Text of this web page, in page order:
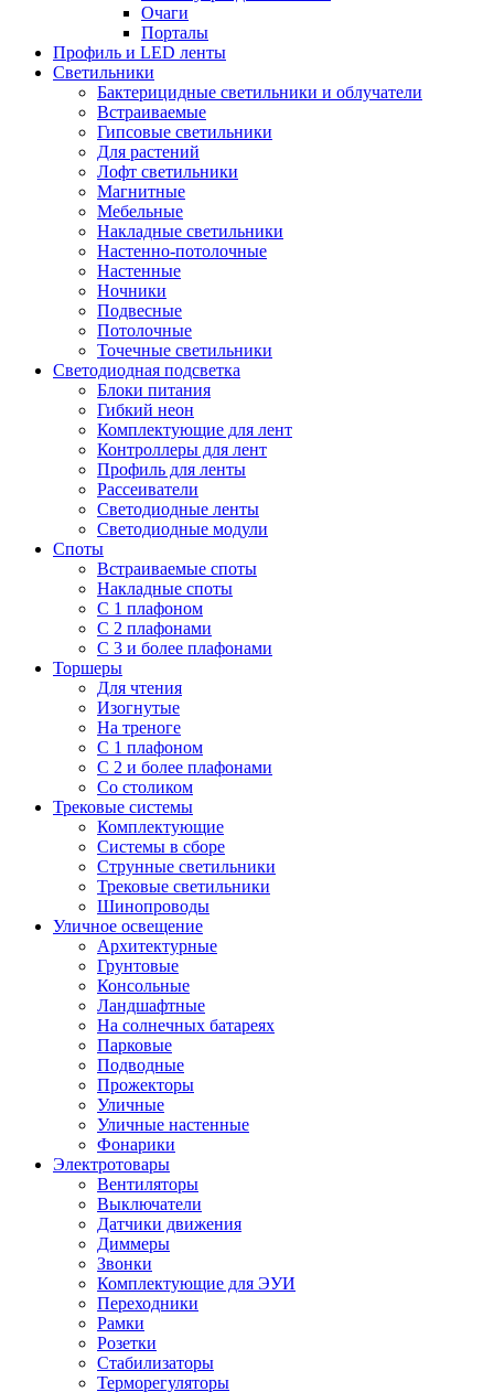
Очаги
Порталы
Профиль и LED ленты
Светильники
Бактерицидные светильники и облучатели
Встраиваемые
Гипсовые светильники
Для растений
Лофт светильники
Магнитные
Мебельные
Накладные светильники
Настенно-потолочные
Настенные
Ночники
Подвесные
Потолочные
Точечные светильники
Светодиодная подсветка
Блоки питания
Гибкий неон
Комплектующие для лент
Контроллеры для лент
Профиль для ленты
Рассеиватели
Светодиодные ленты
Светодиодные модули
Споты
Встраиваемые споты
Накладные споты
С 1 плафоном
С 2 плафонами
С 3 и более плафонами
Торшеры
Для чтения
Изогнутые
На треноге
С 1 плафоном
С 2 и более плафонами
Со столиком
Трековые системы
Комплектующие
Системы в сборе
Струнные светильники
Трековые светильники
Шинопроводы
Уличное освещение
Архитектурные
Грунтовые
Консольные
Ландшафтные
На солнечных батареях
Парковые
Подводные
Прожекторы
Уличные
Уличные настенные
Фонарики
Электротовары
Вентиляторы
Выключатели
Датчики движения
Диммеры
Звонки
Комплектующие для ЭУИ
Переходники
Рамки
Розетки
Стабилизаторы
Терморегуляторы